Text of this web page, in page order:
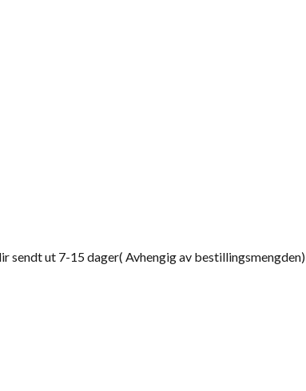
sendt ut 7-15 dager( Avhengig av bestillingsmengden)